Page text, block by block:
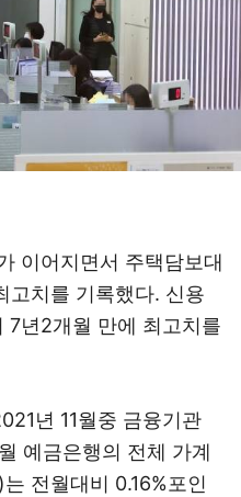
이어지면서 주택담보대
고치를 기록했다. 신용
7년2개월 만에 최고치를
년 11월중 금융기관
예금은행의 전체 가계
전월대비 0.16%포인